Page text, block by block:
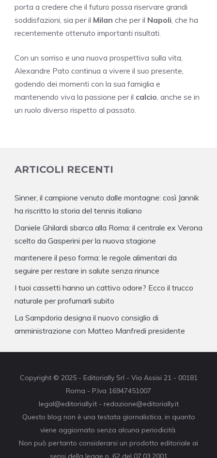
porta a credere che il futuro possa riservare grandi
soddisfazioni, sia per il Milan che per il Napoli , che ha
recentemente ottenuto importanti risultati.
Con un sorriso e una nuova prospettiva sulla vita,
Alexandre Pato continua a vivere il suo presente,
godendo dei momenti con la sua famiglia e
mantenendo viva la passione per il calcio , anche se in
un ruolo diverso rispetto al passato.
ARTICOLI RECENTI
Sinner, il campione venuto dalle montagne: così Jannik
ha riscritto la storia del tennis italiano
Daniele Ghilardi sbarca alla Roma: il centrale ex Verona
scelto da Gasperini per la nuova stagione
mantenere il peso forma: le regole alimentari da
seguire per restare in salute senza rinunce
I tuoi cassetti hanno un cattivo odore? Ecco il trucco
naturale per profumarli subito
La Sampdoria designa il nuovo consiglio di
amministrazione con Matteo Manfredi presidente
Copyright © 2025 - Editorially Srl - Via Assisi 21 - 00181
Roma - P.Iva 16947451007
legal@editorially.it - redazione@editorially.it
Questo blog non è una testata giornalistica, in quanto
viene aggiornato senza alcuna periodicità.
Non può pertanto considerarsi un prodotto editoriale ai
sensi della legge n. 62 del 07.03.2001